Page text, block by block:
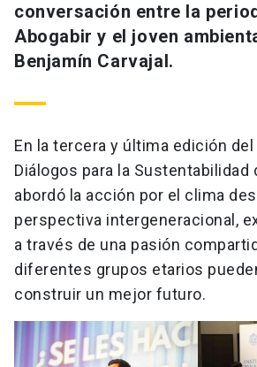
conversación entre la
Abogabir y el joven
Benjamín Carvajal.
En la tercera y última edición
Diálogos para la Sustentabilidad
abordó la acción por el clima
perspectiva intergeneracional,
a través de una pasión
diferentes grupos etarios
construir un mejor futuro.